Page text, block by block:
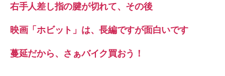
右手人差し指の腱が切れて、その後
映画「ホビット」は、長編ですが面白いです
蔓延だから、さぁバイク買おう！